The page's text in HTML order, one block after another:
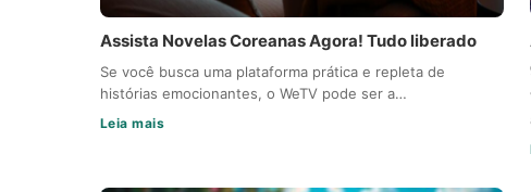
Assista Novelas Coreanas Agora! Tudo liberado
Se você busca uma plataforma prática e repleta de
histórias emocionantes, o WeTV pode ser a…
Leia mais